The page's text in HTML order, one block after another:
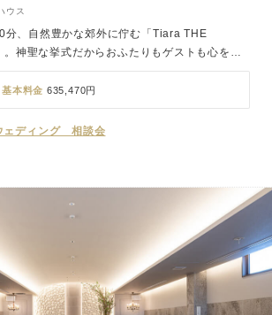
ウス
分、自然豊かな郊外に佇む「Tiara THE
神聖な挙式だからおふたりもゲストも心をま
しい。そんな思いを込めてチャペルは余分な装
るだけ自然光を生かせるピュアホワイトで統
た永遠。ふりそそぐ光がおふたりの歩む道をま
す。会食は自然光が差し込む明るいメインホー
でスナップタイムやおしゃべりを楽しんだり、デ
デンでリラックスという演出も素敵です。
基本料金 635,470円
ェディング 相談会